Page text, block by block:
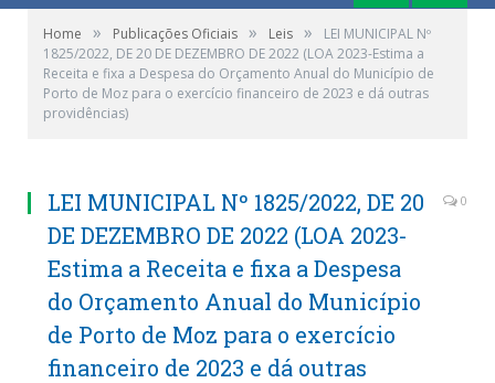
Home » Publicações Oficiais » Leis »
LEI MUNICIPAL Nº
1825/2022, DE 20 DE DEZEMBRO DE 2022 (LOA 2023-Estima a
Receita e fixa a Despesa do Orçamento Anual do Município de
Porto de Moz para o exercício financeiro de 2023 e dá outras
providências)
LEI MUNICIPAL Nº 1825/2022, DE 20
DE DEZEMBRO DE 2022 (LOA 2023-
Estima a Receita e fixa a Despesa
do Orçamento Anual do Município
de Porto de Moz para o exercício
financeiro de 2023 e dá outras
0